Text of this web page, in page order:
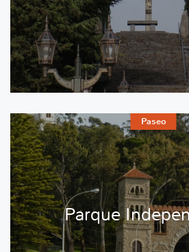
Paseo
Parque